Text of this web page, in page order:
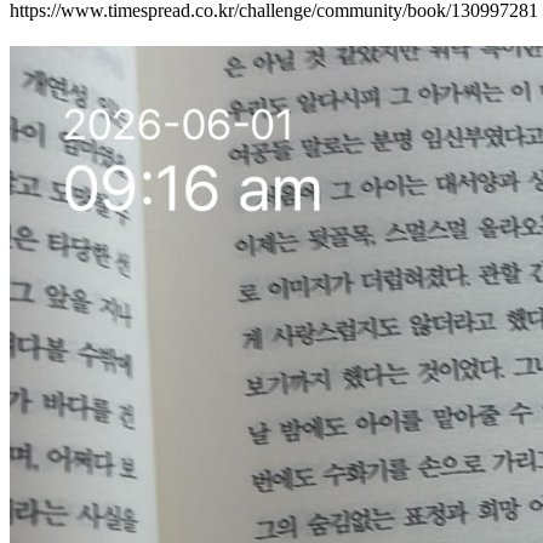
https://www.timespread.co.kr/challenge/community/book/130997281